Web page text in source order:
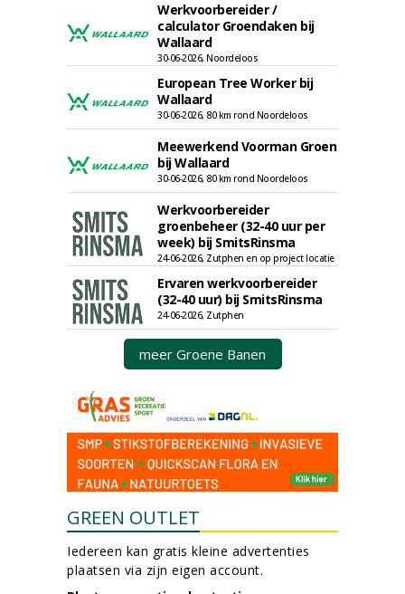
Werkvoorbereider /
calculator Groendaken bij
Wallaard
30-06-2026, Noordeloos
European Tree Worker bij
Wallaard
30-06-2026, 80 km rond Noordeloos
Meewerkend Voorman Groen
bij Wallaard
30-06-2026, 80 km rond Noordeloos
Werkvoorbereider
groenbeheer (32-40 uur per
week) bij SmitsRinsma
24-06-2026, Zutphen en op project locatie
Ervaren werkvoorbereider
(32-40 uur) bij SmitsRinsma
24-06-2026, Zutphen
meer Groene Banen
GREEN OUTLET
Iedereen kan gratis kleine advertenties
plaatsen via zijn eigen account.